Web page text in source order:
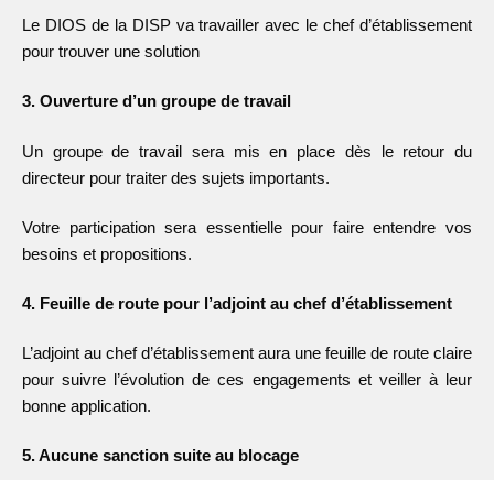
Le DIOS de la DISP va travailler avec le chef d’établissement
pour trouver une solution
3. Ouverture d’un groupe de travail
Un groupe de travail sera mis en place dès le retour du
directeur pour traiter des sujets importants.
Votre participation sera essentielle pour faire entendre vos
besoins et propositions.
4. Feuille de route pour l’adjoint au chef d’établissement
L’adjoint au chef d’établissement aura une feuille de route claire
pour suivre l’évolution de ces engagements et veiller à leur
bonne application.
5. Aucune sanction suite au blocage